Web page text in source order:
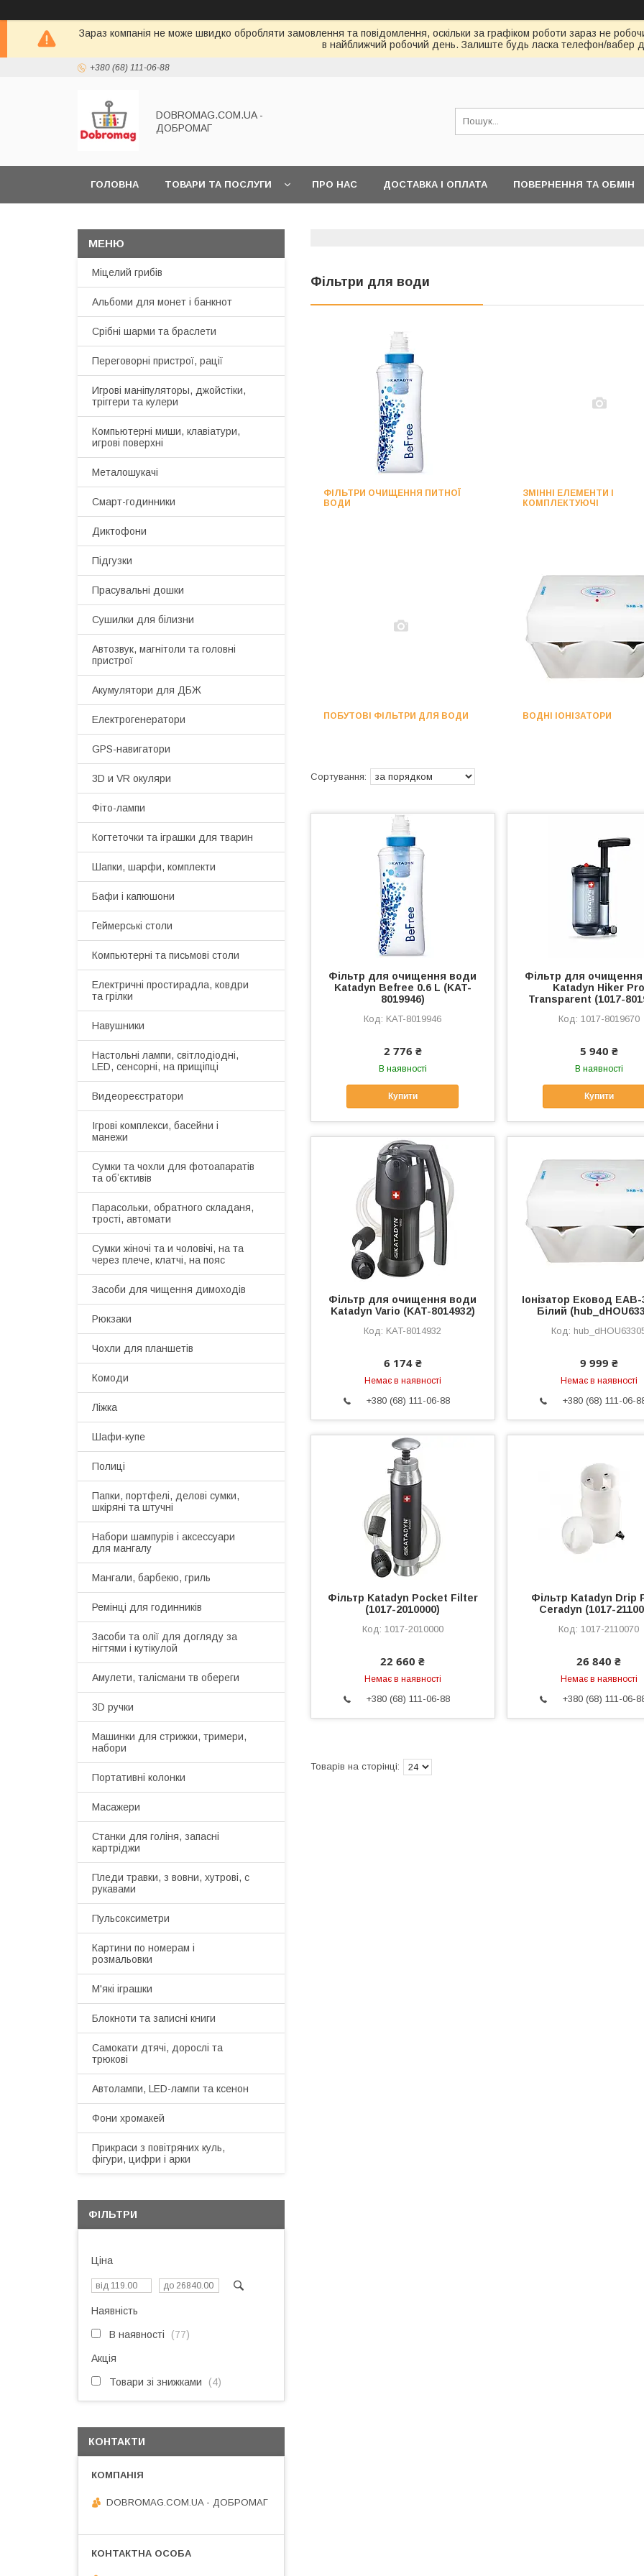
Зараз компанія не може швидко обробляти замовлення та повідомлення, оскільки за графіком роботи зараз не
в найближчий робочий день. Залиште будь ласка телефон/вабер
+380 (68) 111-06-88
DOBROMAG.COM.UA -
ДОБРОМАГ
ГОЛОВНА ТОВАРИ ТА ПОСЛУГИ ПРО НАС ДОСТАВКА І ОПЛАТА ПОВЕРНЕННЯ ТА ОБМІН
Фільтри для води
ФІЛЬТРИ ОЧИЩЕННЯ ПИТНОЇ
ВОДИ
ЗМІННІ ЕЛЕМЕНТИ І
КОМПЛЕКТУЮЧІ
ПОБУТОВІ ФІЛЬТРИ ДЛЯ ВОДИ ВОДНІ ІОНІЗАТОРИ
Фільтр для очищення води
Katadyn Befree 0.6 L (KAT-
8019946)
KAT-8019946
2 776 ₴
В наявності
Купити
Фільтр для
Katadyn Hiker
Transparent (1017-
1017-8019670
5 940 ₴
В наявності
Купити
Фільтр для очищення води
Katadyn Vario (KAT-8014932)
KAT-8014932
6 174 ₴
Немає в наявності
+380 (68) 111-06-88
Іонізатор Ековод
Білий
9 999 ₴
Немає в наявності
+380 (68) 111-06-
Фільтр Katadyn Pocket Filter
(1017-2010000)
1017-2010000
22 660 ₴
Немає в наявності
+380 (68) 111-06-88
Фільтр Katadyn Drip
Ceradyn (1017-
1017-2110070
26 840 ₴
Немає в наявності
+380 (68) 111-06-
Міцелий грибів
Альбоми для монет і банкнот
Срібні шарми та браслети
Переговорні пристрої, рації
Игрові маніпуляторы, джойстіки,
тріггери та кулери
Компьютерні миши, клавіатури,
игрові поверхні
Металошукачі
Смарт-годинники
Диктофони
Підгузки
Прасувальні дошки
Сушилки для білизни
Автозвук, магнітоли та головні
пристрої
Акумулятори для ДБЖ
Електрогенератори
GPS-навигатори
3D и VR окуляри
Фіто-лампи
Когтеточки та іграшки для тварин
Шапки, шарфи, комплекти
Бафи і капюшони
Геймерські столи
Компьютерні та письмові столи
Електричні простирадла, ковдри
та грілки
Навушники
Настольні лампи, світлодіодні,
LED, сенсорні, на прищіпці
Видеореєстратори
Ігрові комплекси, басейни і
манежи
Сумки та чохли для фотоапаратів
та обʼєктивів
Парасольки, обратного складаня,
трості, автомати
Сумки жіночі та и чоловічі, на та
через плече, клатчі, на пояс
Засоби для чищення димоходів
Рюкзаки
Чохли для планшетів
Комоди
Ліжка
Шафи-купе
Полиці
Папки, портфелі, делові сумки,
шкіряні та штучні
Набори шампурів і аксессуари
для мангалу
Мангали, барбекю, гриль
Ремінці для годинників
Засоби та олії для догляду за
нігтями і кутікулой
Амулети, талісмани тв обереги
3D ручки
Машинки для стрижки, тримери,
набори
Портативні колонки
Масажери
Станки для голіня, запасні
картріджи
Пледи травки, з вовни, хутрові, с
рукавами
Пульсоксиметри
Картини по номерам і
розмальовки
М'які іграшки
Блокноти та записні книги
Самокати дтячі, дорослі та
трюкові
Автолампи, LED-лампи та ксенон
Фони хромакей
Прикраси з повітряних куль,
фігури, цифри і арки
ФІЛЬТРИ
Ціна
Наявність
В наявності 77
Акція
Товари зі знижками 4
КОНТАКТИ
DOBROMAG.COM.UA - ДОБРОМАГ